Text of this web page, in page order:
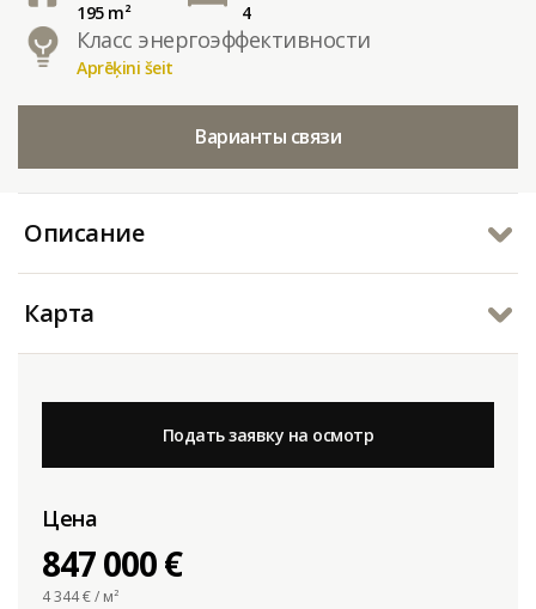
195 m² 4
Класс энергоэффективности
Aprēķini šeit
Варианты связи
Описание
Карта
Подать заявку на осмотр
Цена
847 000 €
4 344€ / м²